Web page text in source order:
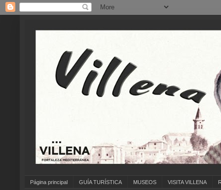
Página principal GUÍA TURÍSTICA MUSEOS VISITA VILLENA